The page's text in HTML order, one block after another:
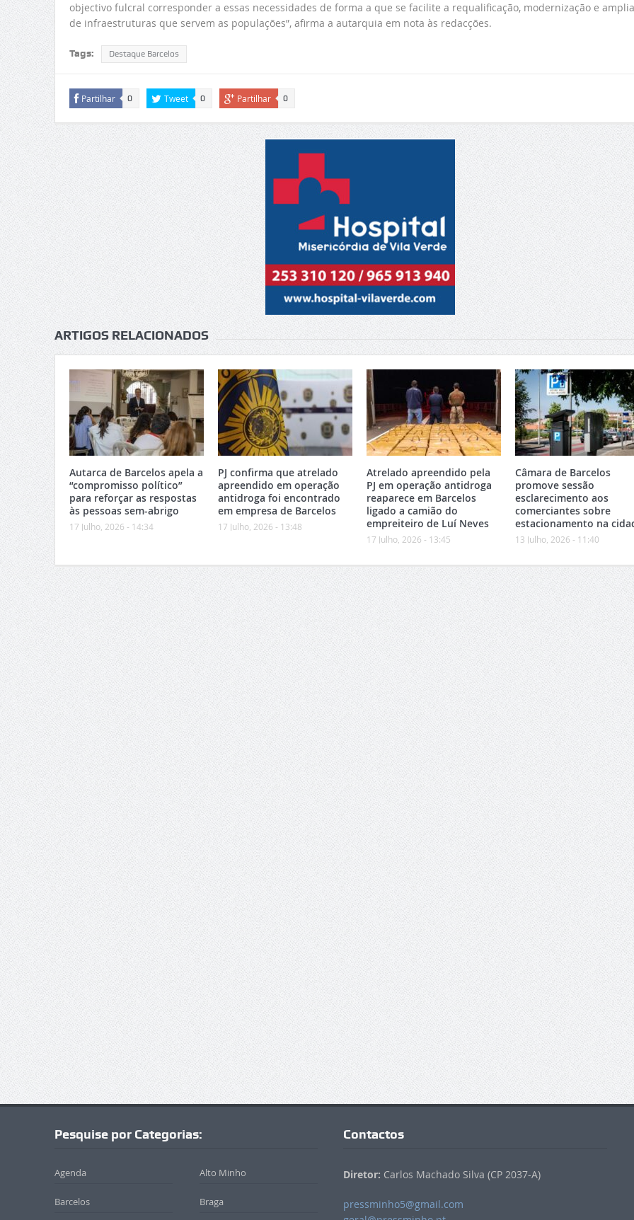
objectivo fulcral corresponder a essas necessidades de forma a que se facilite a requalificação, modernização e
de infraestruturas que servem as populações”, afirma a autarquia em nota às redacções.
Tags: Destaque Barcelos
Partilhar 0 Tweet 0 Partilhar 0
ARTIGOS RELACIONADOS
Autarca de Barcelos apela a
“compromisso político”
para reforçar as respostas
às pessoas sem-abrigo
17 Julho, 2026 - 14:34
PJ confirma que atrelado
apreendido em operação
antidroga foi encontrado
em empresa de Barcelos
17 Julho, 2026 - 13:48
Atrelado apreendido pela
PJ em operação antidroga
reaparece em Barcelos
ligado a camião do
empreiteiro de Luí Neves
17 Julho, 2026 - 13:45
Câmara de Barcelos
promove sessão
esclarecimento aos
comerciantes sobre
estacionamento na
13 Julho, 2026 - 11:40
Pesquise por Categorias:
Agenda Alto Minho
Barcelos Braga
Contactos
Diretor: Carlos Machado Silva (CP 2037-A)
pressminho5@gmail.com